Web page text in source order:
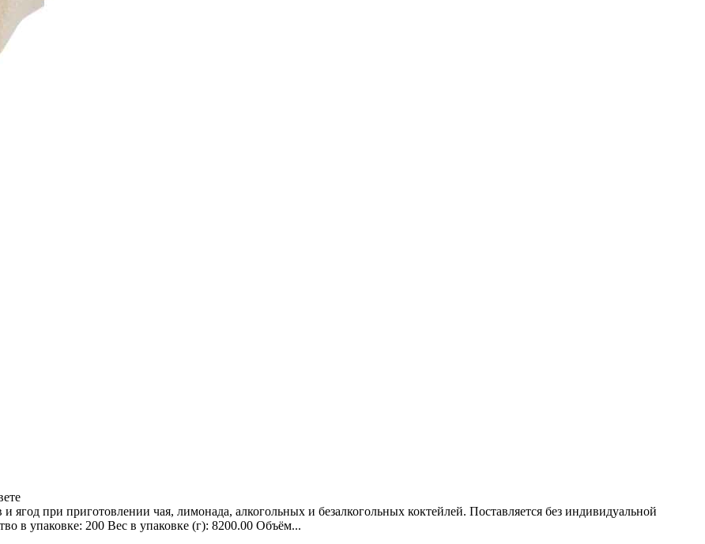
ягод при приготовлении чая, лимонада, алкогольных и безалкогольных коктейлей. Поставляется без индивидуальной
в упаковке: 200 Вес в упаковке (г): 8200.00 Объём...